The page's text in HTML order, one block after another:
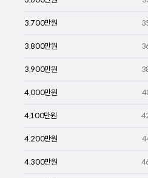
3,700만원
3,800만원
3,900만원
4,000만원
4,100만원
4,200만원
4,300만원